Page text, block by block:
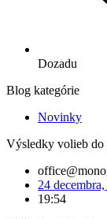
Dozadu
Blog kategórie
Novinky
Výsledky volieb
24
19:54